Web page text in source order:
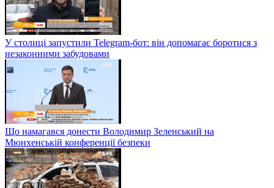
У столиці запустили Telegram-бот: він допомагає боротися з
незаконними забудовами
Що намагався донести Володимир Зеленський на
Мюнхенській конференції безпеки